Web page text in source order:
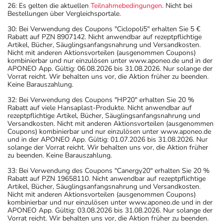
26: Es gelten die aktuellen Teilnahmebedingungen. Nicht bei
Bestellungen über Vergleichsportale.
30: Bei Verwendung des Coupons "Ciclopoli5" erhalten Sie 5 €
Rabatt auf PZN 8907142. Nicht anwendbar auf rezeptpflichtige
Artikel, Bücher, Säuglingsanfangsnahrung und Versandkosten.
Nicht mit anderen Aktionsvorteilen (ausgenommen Coupons)
kombinierbar und nur einzulösen unter www.aponeo.de und in der
APONEO App. Gültig: 06.08.2026 bis 31.08.2026. Nur solange der
Vorrat reicht. Wir behalten uns vor, die Aktion früher zu beenden.
Keine Barauszahlung.
32: Bei Verwendung des Coupons "HP20" erhalten Sie 20 %
Rabatt auf viele Hansaplast-Produkte. Nicht anwendbar auf
rezeptpflichtige Artikel, Bücher, Säuglingsanfangsnahrung und
Versandkosten. Nicht mit anderen Aktionsvorteilen (ausgenommen
Coupons) kombinierbar und nur einzulösen unter www.aponeo.de
und in der APONEO App. Gültig: 01.07.2026 bis 31.08.2026. Nur
solange der Vorrat reicht. Wir behalten uns vor, die Aktion früher
zu beenden. Keine Barauszahlung.
33: Bei Verwendung des Coupons "Canergy20" erhalten Sie 20 %
Rabatt auf PZN 19658110. Nicht anwendbar auf rezeptpflichtige
Artikel, Bücher, Säuglingsanfangsnahrung und Versandkosten.
Nicht mit anderen Aktionsvorteilen (ausgenommen Coupons)
kombinierbar und nur einzulösen unter www.aponeo.de und in der
APONEO App. Gültig: 03.08.2026 bis 31.08.2026. Nur solange der
Vorrat reicht. Wir behalten uns vor, die Aktion früher zu beenden.